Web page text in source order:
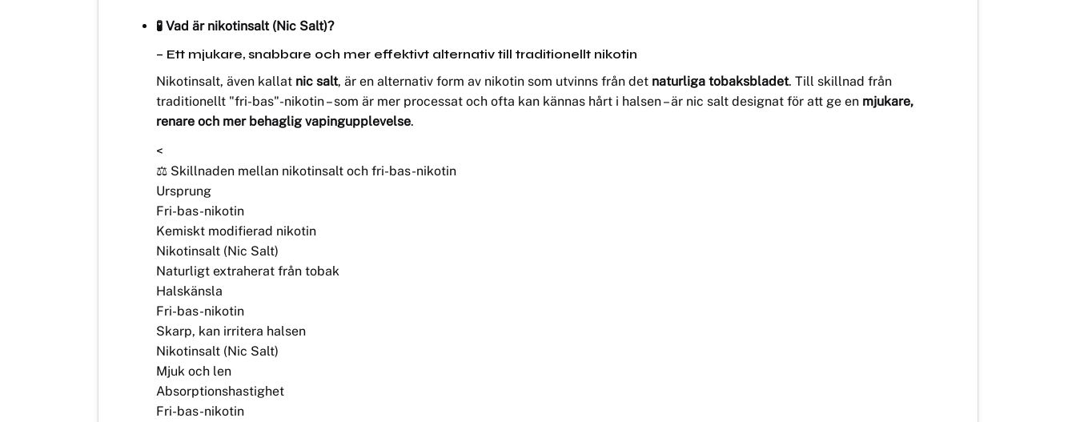
🧪 Vad är nikotinsalt (Nic Salt)?
– Ett mjukare, snabbare och mer effektivt alternativ till traditionellt nikotin
Nikotinsalt, även kallat nic salt, är en alternativ form av nikotin som utvinns från det naturliga tobaksbladet. Till skillnad från
traditionellt "fri-bas"-nikotin – som är mer processat och ofta kan kännas hårt i halsen – är nic salt designat för att ge en mjukare,
renare och mer behaglig vapingupplevelse.
<
⚖️ Skillnaden mellan nikotinsalt och fri-bas-nikotin
Ursprung
Fri-bas-nikotin
Kemiskt modifierad nikotin
Nikotinsalt (Nic Salt)
Naturligt extraherat från tobak
Halskänsla
Fri-bas-nikotin
Skarp, kan irritera halsen
Nikotinsalt (Nic Salt)
Mjuk och len
Absorptionshastighet
Fri-bas-nikotin